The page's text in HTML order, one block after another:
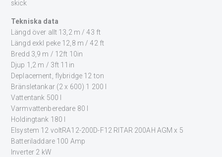
skick
Tekniska data
Längd över allt 13,2 m / 43 ft
Längd exkl peke 12,8 m / 42 ft
Bredd 3,9 m / 12ft 10in
Djup 1,2 m / 3ft 11in
Deplacement, flybridge 12 ton
Bränsletankar (2 x 600) 1 200 l
Vattentank 500 l
Varmvattenberedare 80 l
Holdingtank 180 l
Elsystem 12 voltRA12-200D-F12 RITAR 200AH AGM x 5
Batteriladdare 100 Amp
Inverter 2 kW